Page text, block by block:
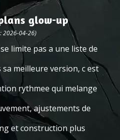
glow-up
2026-04-26)
limite pas a une liste de
meilleure version, c est
rythmee qui melange
ajustements de
et construction plus